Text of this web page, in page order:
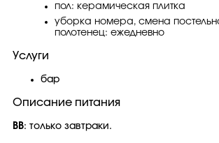
пол: керамическая плитка
уборка номера, смена
полотенец: ежедневно
Услуги
бар
Описание питания
BB: только завтраки.